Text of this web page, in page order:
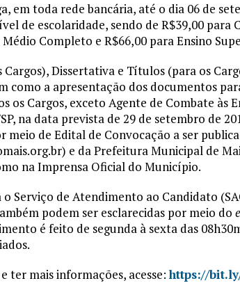
em toda rede bancária, até o dia 06 de
de escolaridade, sendo de R$39,00 para
Completo e R$66,00 para Ensino
Dissertativa e Títulos (para os
como a apresentação dos documentos
os Cargos, exceto Agente de Combate às
na data prevista de 29 de setembro de
meio de Edital de Convocação a ser
e da Prefeitura Municipal de
na Imprensa Oficial do Município.
o Serviço de Atendimento ao Candidato
podem ser esclarecidas por meio do
é feito de segunda à sexta das
ter mais informações, acesse:https://